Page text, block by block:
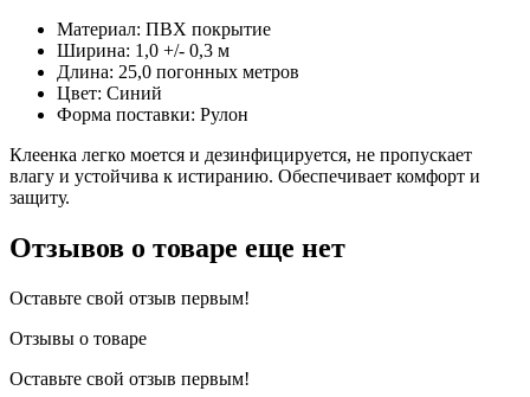
Материал: ПВХ покрытие
Ширина: 1,0 +/- 0,3 м
Длина: 25,0 погонных метров
Цвет: Синий
Форма поставки: Рулон
Клеенка легко моется и дезинфицируется, не пропускает
влагу и устойчива к истиранию. Обеспечивает комфорт и
защиту.
Отзывов о товаре еще нет
Оставьте свой отзыв первым!
Отзывы о товаре
Оставьте свой отзыв первым!